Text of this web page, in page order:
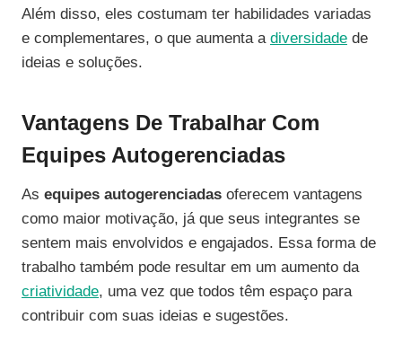
Além disso, eles costumam ter habilidades variadas
e complementares, o que aumenta a diversidade de
ideias e soluções.
Vantagens De Trabalhar Com
Equipes Autogerenciadas
As equipes autogerenciadas oferecem vantagens
como maior motivação, já que seus integrantes se
sentem mais envolvidos e engajados. Essa forma de
trabalho também pode resultar em um aumento da
criatividade, uma vez que todos têm espaço para
contribuir com suas ideias e sugestões.